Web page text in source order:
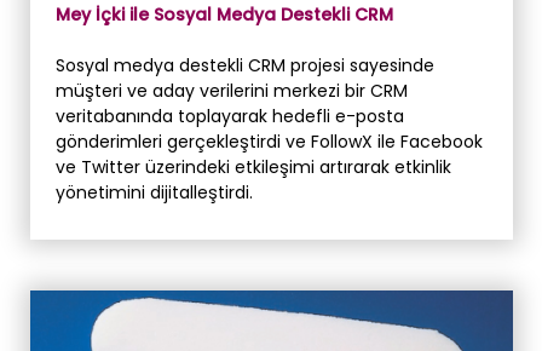
Mey İçki ile Sosyal Medya Destekli CRM
Sosyal medya destekli CRM projesi sayesinde
müşteri ve aday verilerini merkezi bir CRM
veritabanında toplayarak hedefli e-posta
gönderimleri gerçekleştirdi ve FollowX ile Facebook
ve Twitter üzerindeki etkileşimi artırarak etkinlik
yönetimini dijitalleştirdi.